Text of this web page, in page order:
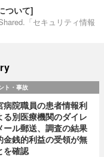
ついて]
「セキュリティ情報
ト・事故
病院職員の患者情報利
る別医療機関のダイレ
ール郵送、調査の結果
金銭的利益の受領が無
を確認